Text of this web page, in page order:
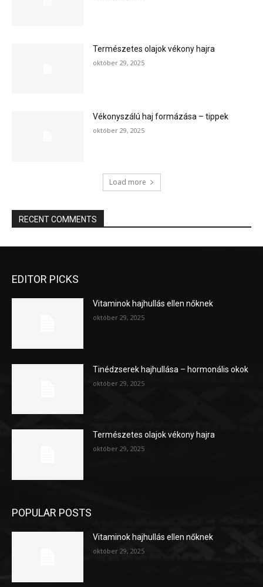
Természetes olajok vékony hajra
október 29, 2025
Vékonyszálú haj formázása – tippek
október 29, 2025
Load more
RECENT COMMENTS
EDITOR PICKS
Vitaminok hajhullás ellen nőknek
október 29, 2025
Tinédzserek hajhullása – hormonális okok
október 29, 2025
Természetes olajok vékony hajra
október 29, 2025
POPULAR POSTS
Vitaminok hajhullás ellen nőknek
október 29, 2025